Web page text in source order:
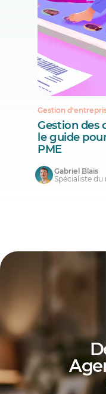
Gestion
Gestion des
le guide
PME
Gabriel Blais
Spécialiste